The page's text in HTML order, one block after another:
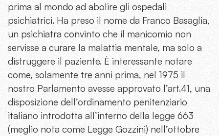
prima al mondo ad abolire gli ospedali
psichiatrici. Ha preso il nome da Franco Basaglia,
un psichiatra convinto che il manicomio non
servisse a curare la malattia mentale, ma solo a
distruggere il paziente. È interessante notare
come, solamente tre anni prima, nel 1975 il
nostro Parlamento avesse approvato l’art.41, una
disposizione dell’ordinamento penitenziario
italiano introdotta all’interno della legge 663
(meglio nota come Legge Gozzini) nell’ottobre